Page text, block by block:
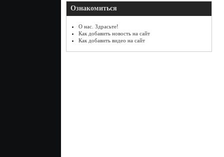
Ознакомиться
О нас. Здрасьте!
Как добавить новость на сайт
Как добавить видео на сайт